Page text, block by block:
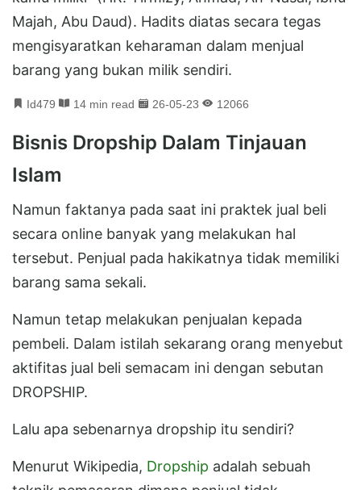
Majah, Abu Daud). Hadits diatas secara tegas
mengisyaratkan keharaman dalam menjual
barang yang bukan milik sendiri.
Id479 14 min read 26-05-23 12066
Bisnis Dropship Dalam Tinjauan
Islam
Namun faktanya pada saat ini praktek jual beli
secara online banyak yang melakukan hal
tersebut. Penjual pada hakikatnya tidak memiliki
barang sama sekali.
Namun tetap melakukan penjualan kepada
pembeli. Dalam istilah sekarang orang menyebut
aktifitas jual beli semacam ini dengan sebutan
DROPSHIP.
Lalu apa sebenarnya dropship itu sendiri?
Menurut Wikipedia, Dropship adalah sebuah